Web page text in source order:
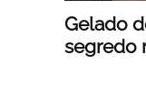
Gelado
segredo